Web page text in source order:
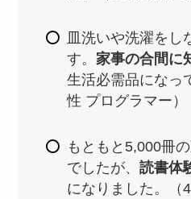
皿洗いや洗濯をし
す。 家事の合間に
生活必需品になっ
性 プログラマー）
もともと5,000冊
でしたが、 読書体
になりました。（